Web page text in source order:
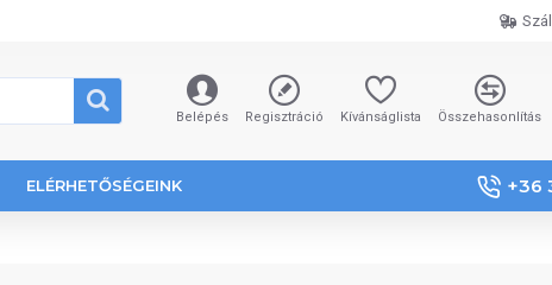
Belépés Regisztráció Kívánságlista Összehasonlítás
ELÉRHETŐSÉGEINK +36